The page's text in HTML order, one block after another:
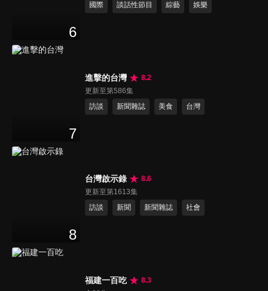
6
國際
談話性節目 綜藝 娛樂
7
進擊的台灣
8.2
更新至第586集
訪談
新聞雜誌 美食 台灣
8
台灣啟示錄
8.6
更新至第1613集
訪談
新聞 新聞雜誌 社會
福建一百吃
8.3